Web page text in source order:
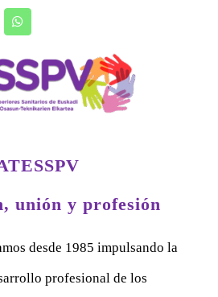
unión y profesión
desde 1985 impulsando la
profesional de los